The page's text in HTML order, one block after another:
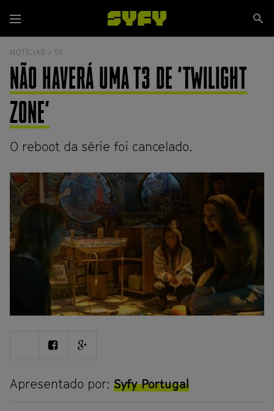
para
o
conteúdo
principal
Menu
NOTÍCIAS / 5Y
NÃO HAVERÁ UMA T3 DE 'TWILIGHT
ZONE'
O reboot da série foi cancelado.
ShareShare Share
plus
Apresentado por: Syfy Portugal